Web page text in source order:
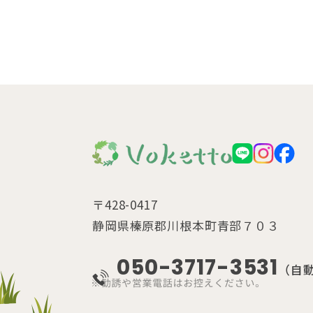
〒428-0417
静岡県榛原郡川根本町青部７０３
050-3717-3531 （自